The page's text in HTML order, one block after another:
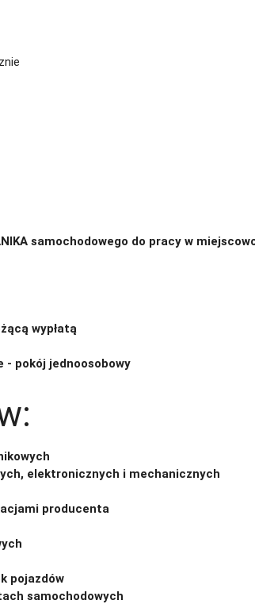
samochodowego do pracy w
wypłatą
- pokój jednoosobowy
elektronicznych i mechanicznych
producenta
pojazdów
samochodowych